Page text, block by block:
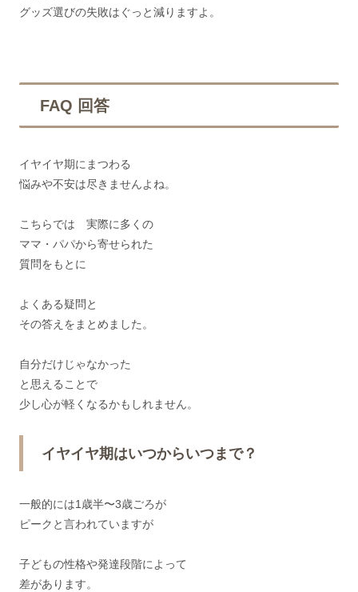
グッズ選びの失敗はぐっと減りますよ。
FAQ 回答
イヤイヤ期にまつわる
悩みや不安は尽きませんよね。
こちらでは 実際に多くの
ママ・パパから寄せられた
質問をもとに
よくある疑問と
その答えをまとめました。
自分だけじゃなかった
と思えることで
少し心が軽くなるかもしれません。
イヤイヤ期はいつからいつまで？
一般的には1歳半〜3歳ごろが
ピークと言われていますが
子どもの性格や発達段階によって
差があります。